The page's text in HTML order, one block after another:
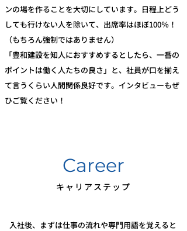
ンの場を作ることを大切にしています。日程上どう
しても行けない人を除いて、出席率はほぼ100％！
（もちろん強制ではありません）
「豊和建設を知人におすすめするとしたら、一番の
ポイントは働く人たちの良さ」と、社員が口を揃え
て言うくらい人間関係良好です。インタビューもぜ
ひご覧ください！
Career
キャリアステップ
入社後、まずは仕事の流れや専門用語を覚えると